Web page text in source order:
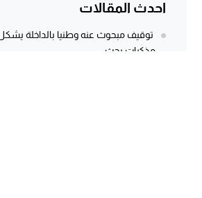
احدث المقالات
توقيف مبحوث عنه وطنيا بالداخلة
مذكرات بحث